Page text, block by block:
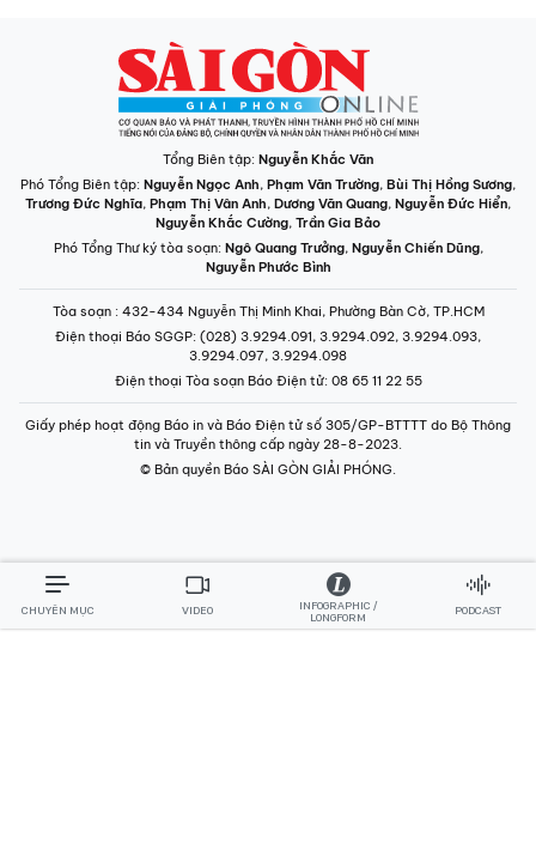
Tổng Biên tập: Nguyễn Khắc Văn
Phó Tổng Biên tập: Nguyễn Ngọc Anh, Phạm Văn Trường, Bùi Thị Hồng Sương,
Trương Đức Nghĩa, Phạm Thị Vân Anh, Dương Văn Quang, Nguyễn Đức Hiển,
Nguyễn Khắc Cường, Trần Gia Bảo
Phó Tổng Thư ký tòa soạn: Ngô Quang Trưởng, Nguyễn Chiến Dũng,
Nguyễn Phước Bình
Tòa soạn : 432-434 Nguyễn Thị Minh Khai, Phường Bàn Cờ, TP.HCM
Điện thoại Báo SGGP: (028) 3.9294.091, 3.9294.092, 3.9294.093,
3.9294.097, 3.9294.098
Điện thoại Tòa soạn Báo Điện tử: 08 65 11 22 55
Giấy phép hoạt động Báo in và Báo Điện tử số 305/GP-BTTTT do Bộ Thông
tin và Truyền thông cấp ngày 28-8-2023.
© Bản quyền Báo SÀI GÒN GIẢI PHÓNG.
CHUYÊN MỤC VIDEO
INFOGRAPHIC /
LONGFORM
PODCAST